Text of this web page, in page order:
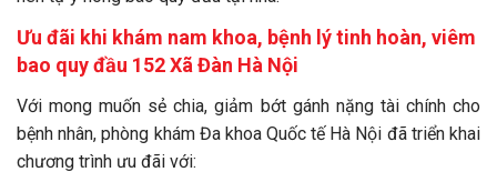
Ưu đãi khi khám nam khoa, bệnh lý tinh hoàn, viêm
bao quy đầu 152 Xã Đàn Hà Nội
Với mong muốn sẻ chia, giảm bớt gánh nặng tài chính cho
bệnh nhân, phòng khám Đa khoa Quốc tế Hà Nội đã triển khai
chương trình ưu đãi với: